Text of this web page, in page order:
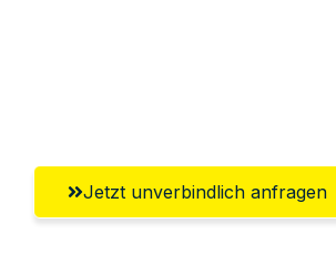
Jetzt unverbindlich anfragen